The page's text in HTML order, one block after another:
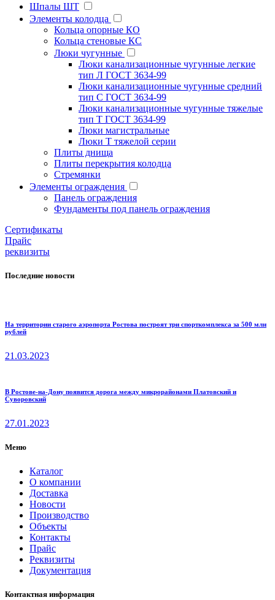
Шпалы ШТ
Элементы колодца
Кольца опорные КО
Кольца стеновые КС
Люки чугунные
Люки канализационные чугунные легкие
тип Л ГОСТ 3634-99
Люки канализационные чугунные средний
тип С ГОСТ 3634-99
Люки канализационные чугунные тяжелые
тип Т ГОСТ 3634-99
Люки магистральные
Люки Т тяжелой серии
Плиты днища
Плиты перекрытия колодца
Стремянки
Элементы ограждения
Панель ограждения
Фундаменты под панель ограждения
Cертификаты
Прайс
реквизиты
Последние новости
На территории старого аэропорта Ростова построят три спорткомплекса за 500 млн
рублей
21.03.2023
В Ростове-на-Дону появится дорога между микрорайонами Платовский и
Суворовский
27.01.2023
Меню
Каталог
О компании
Доставка
Новости
Производство
Объекты
Контакты
Прайс
Реквизиты
Документация
Контактная информация